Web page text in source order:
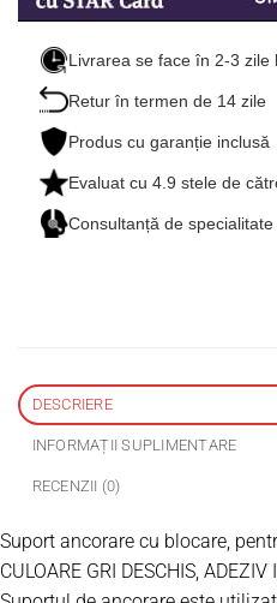
Livrarea se face în 2-3 zile
Retur în termen de 14 zile
Produs cu garanție inclusă
Evaluat cu4.9 stele de
Consultanță de
DESCRIERE
INFORMAȚII SUPLIMENTARE
RECENZII (0)
Suport ancorare cu blocare,
CULOARE GRI DESCHIS, ADEZIV